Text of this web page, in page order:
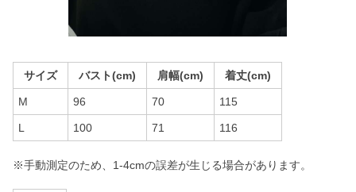
サイズ バスト(cm) 肩幅(cm) 着丈(cm)
M 96 70 115
L 100 71 116
※手動測定のため、1-4cmの誤差が生じる場合があります。